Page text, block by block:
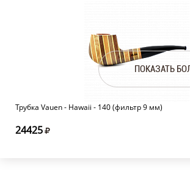
Трубка Vauen - Hawaii - 140 (фильтр 9 мм)
24425
ПОКАЗАТЬ